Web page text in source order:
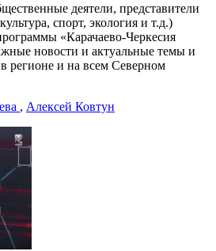
деятели, представители
спорт, экология и т.д.)
«Карачаево-Черкесия
новости и актуальные темы и
регионе и на всем Северном
, Алексей Ковтун